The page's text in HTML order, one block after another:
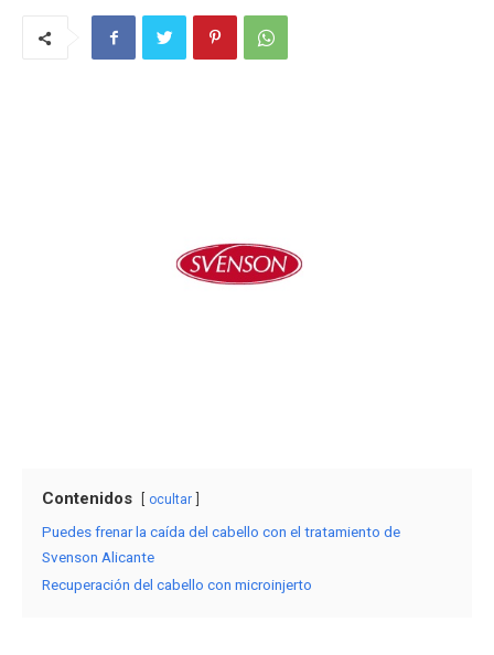
Contenidos ocultar
Puedes frenar la caída del cabello con el tratamiento de
Svenson Alicante
Recuperación del cabello con microinjerto